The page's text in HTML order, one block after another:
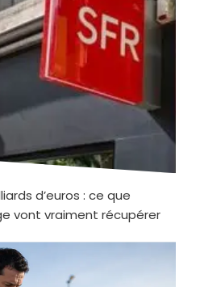
d’euros : ce que
vont vraiment récupérer